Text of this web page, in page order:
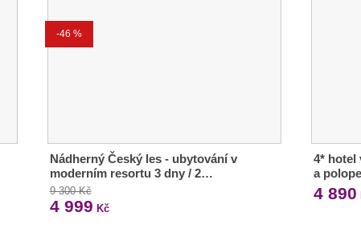
-46 %
Nádherný Český les - ubytování v
moderním resortu 3 dny / 2…
9 300 Kč
4 999 Kč
4* hotel
a
4 890